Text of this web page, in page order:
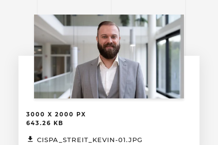
3000 X 2000 PX
643.26 KB
CISPA_STREIT_KEVIN-01.JPG